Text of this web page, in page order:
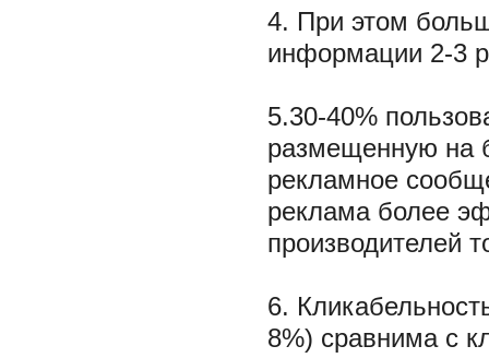
4. При этом
информации 2-3
5.30-40%
размещенную на
рекламное
реклама более
производителей
6.
8%) сравнима с